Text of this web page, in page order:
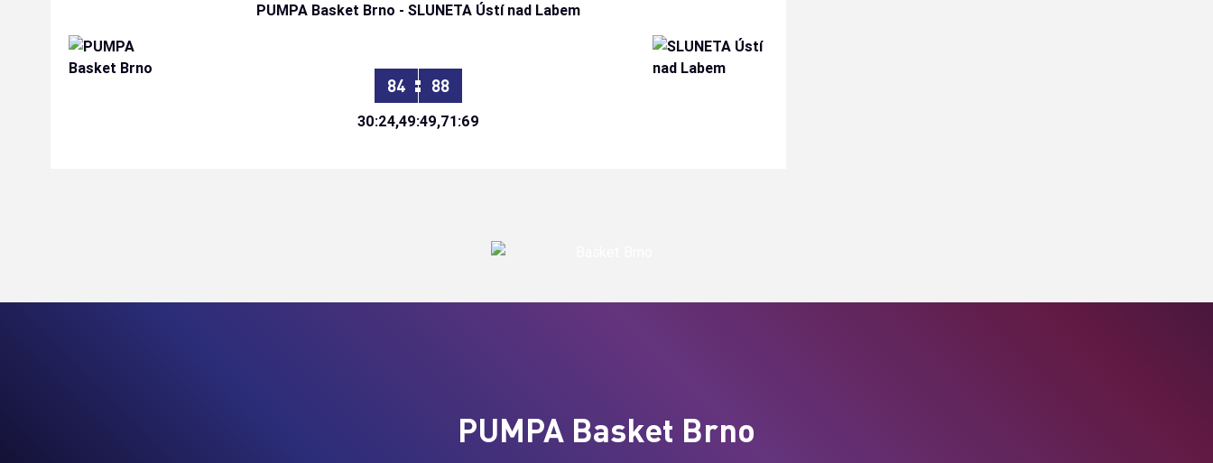
PUMPA Basket Brno - SLUNETA Ústí nad Labem
84 : 88
30:24,49:49,71:69
PUMPA Basket Brno